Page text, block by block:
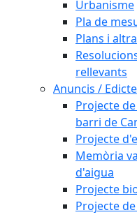
Urbanisme
Pla de
Plans i
rellevants
Anuncis /
Projecte
barri de
Projecte
Memòria
d'aigua
Projecte
Projecte